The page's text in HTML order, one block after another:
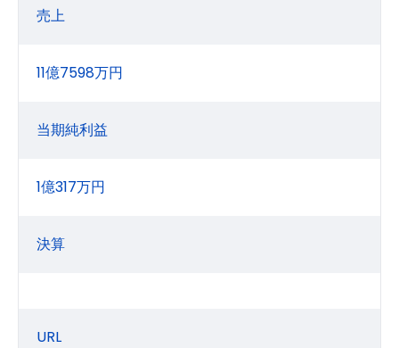
売上
11億7598万円
当期純利益
1億317万円
決算
URL